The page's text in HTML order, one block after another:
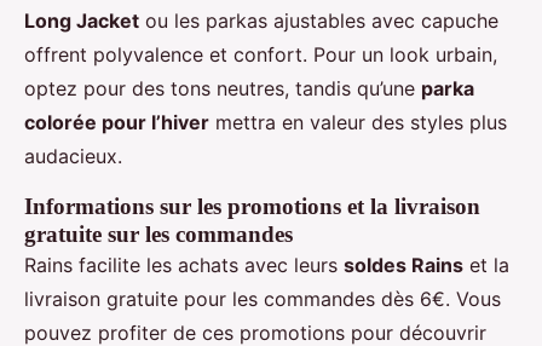
Long Jacket ou les parkas ajustables avec capuche
offrent polyvalence et confort. Pour un look urbain,
optez pour des tons neutres, tandis qu’une parka
colorée pour l’hiver mettra en valeur des styles plus
audacieux.
Informations sur les promotions et la livraison
gratuite sur les commandes
Rains facilite les achats avec leurs soldes Rains et la
livraison gratuite pour les commandes dès 6€. Vous
pouvez profiter de ces promotions pour découvrir